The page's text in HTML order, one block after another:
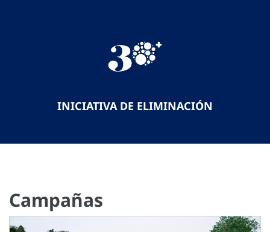
INICIATIVA DE ELIMINACIÓN
Campañas